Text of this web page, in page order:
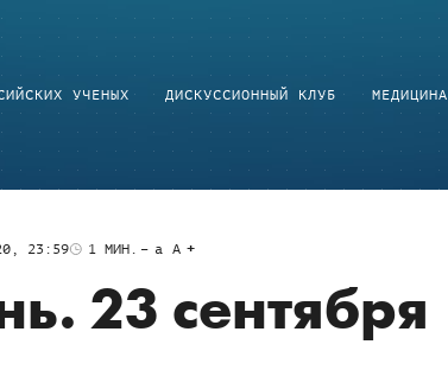
УЧЕНЫХ ДИСКУССИОННЫЙ КЛУБ МЕДИЦИНА
23:59 1 МИН. a A
23 сентября